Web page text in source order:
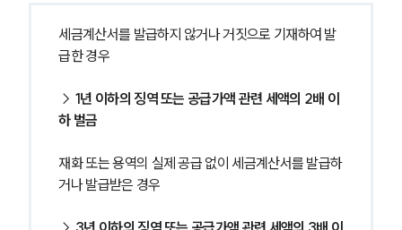
세금계산서를 발급하지 않거나 거짓으로 기재하여 발
급한 경우
→ 1년 이하의 징역 또는 공급가액 관련 세액의 2배 이
하 벌금
재화 또는 용역의 실제 공급 없이 세금계산서를 발급하
거나 발급받은 경우